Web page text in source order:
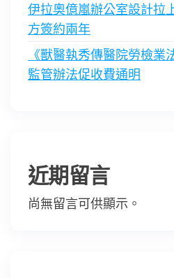
伊拉奧億嵐辦公室設計拉
方簽約兩年
《獸醫執秀傳醫院勞檢業
監管辦法促收費通明
近期留言
尚無留言可供顯示。